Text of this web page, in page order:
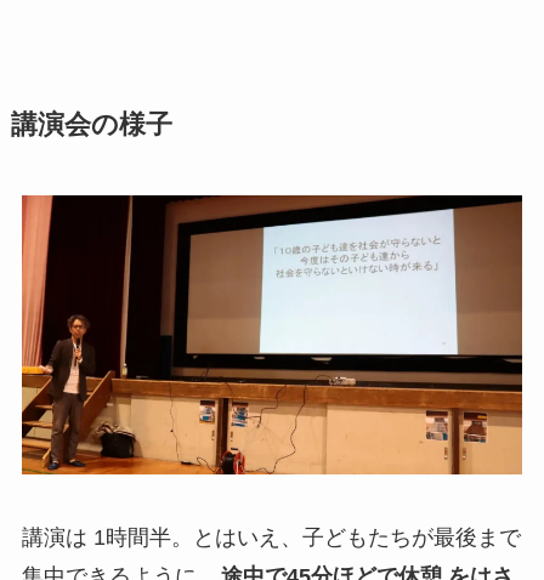
講演会の様子
講演は 1時間半。とはいえ、子どもたちが最後まで